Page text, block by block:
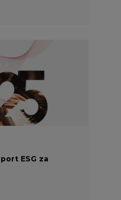
ESG za